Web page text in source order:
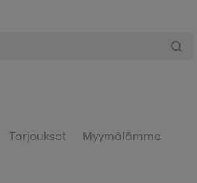
Tarjoukset Myymälämme